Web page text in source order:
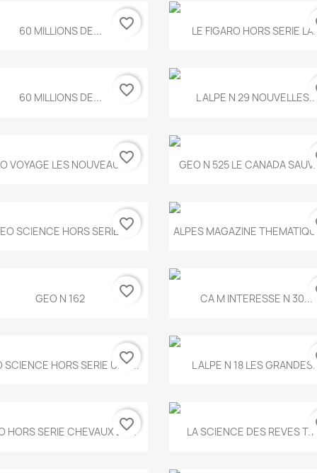
Aperçu rapide
60 MILLIONS DE... favorite_border Aperçu rapide
LE FIGARO HORS SERIE
Aperçu rapide
60 MILLIONS DE... favorite_border Aperçu rapide
L ALPE N 29 NOUVELLES...
Aperçu rapide
VOYAGE LES NOUVEAUX...
favorite_border Aperçu rapide
GEO N 525 LE CANADA
Aperçu rapide
SCIENCE HORS SERIE...
favorite_border Aperçu rapide
ALPES MAGAZINE
Aperçu rapide
GEO N 162 favorite_border Aperçu rapide
CA M INTERESSE N 30...
Aperçu rapide
SCIENCE HORS SERIE UNE...
favorite_border Aperçu rapide
L ALPE N 18 LES
Aperçu rapide
HORS SERIE CHEVAUX ET...
favorite_border Aperçu rapide
LA SCIENCE DES REVES